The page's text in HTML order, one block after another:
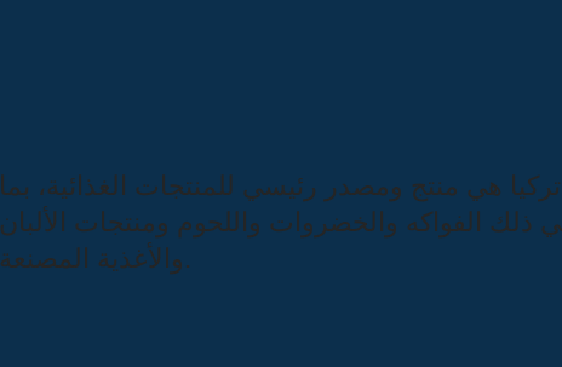
تركيا هي منتج ومصدر رئيسي للمنتجات الغذائية، بما
ذلك الفواكه والخضروات واللحوم ومنتجات الألبان
والأغذية المصنعة.